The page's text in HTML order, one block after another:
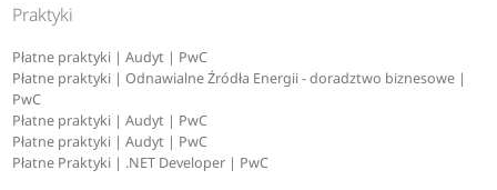
Praktyki
Płatne praktyki | Audyt | PwC
Płatne praktyki | Odnawialne Źródła Energii - doradztwo biznesowe |
PwC
Płatne praktyki | Audyt | PwC
Płatne praktyki | Audyt | PwC
Płatne Praktyki | .NET Developer | PwC